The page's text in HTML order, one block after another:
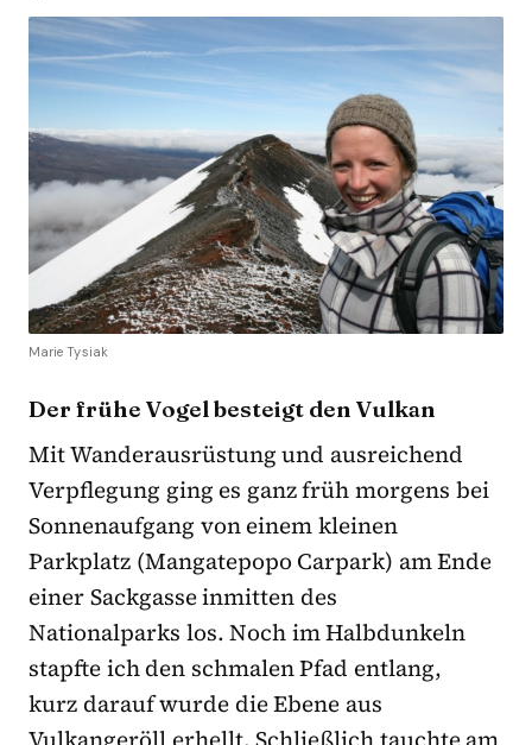
Marie Tysiak
Der frühe Vogel besteigt den Vulkan
Mit Wanderausrüstung und ausreichend
Verpflegung ging es ganz früh morgens bei
Sonnenaufgang von einem kleinen
Parkplatz (Mangatepopo Carpark) am Ende
einer Sackgasse inmitten des
Nationalparks los. Noch im Halbdunkeln
stapfte ich den schmalen Pfad entlang,
kurz darauf wurde die Ebene aus